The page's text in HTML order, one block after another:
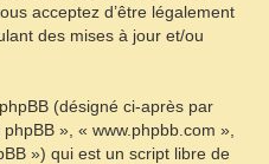
acceptez d’être légalement
des mises à jour et/ou
(désigné ci-après par
», « www.phpbb.com »,
») qui est un script libre de